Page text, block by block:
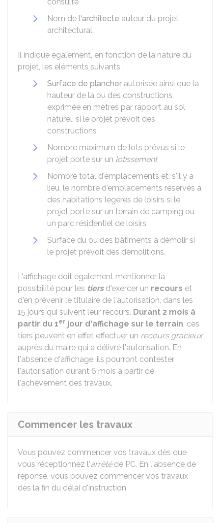
Nom de l'architecte auteur du projet
architectural.
Il indique également, en fonction de la nature du
projet, les éléments suivants :
Surface de plancher autorisée ainsi que la
hauteur de la ou des constructions,
exprimée en mètres par rapport au sol
naturel, si le projet prévoit des
constructions
Nombre maximum de lots prévus si le
projet porte sur un lotissement
Nombre total d'emplacements et, s'il y a
lieu, le nombre d'emplacements réservés à
des habitations légères de loisirs si le
projet porte sur un terrain de camping ou
un parc résidentiel de loisirs
Surface du ou des bâtiments à démolir si
le projet prévoit des démolitions.
L'affichage doit également mentionner la
possibilité pour les tiersd'exercer un recours et
d'en prévenir le titulaire de l'autorisation, dans les
15 jours qui suivent leur recours. Durant 2 mois à
partir du 1er jour d'affichage sur le terrain, ces
tiers peuvent en effet effectuer un recours gracieux
auprès du maire qui a délivré l'autorisation. En
l'absence d'affichage, ils pourront contester
l'autorisation durant 6 mois à partir de
l'achèvement des travaux.
Commencer les travaux
Vous pouvez commencer vos travaux dès que
vous réceptionnez l'arrêtéde PC. En l'absence de
réponse, vous pouvez commencer vos travaux
dès la fin du délai d'instruction.